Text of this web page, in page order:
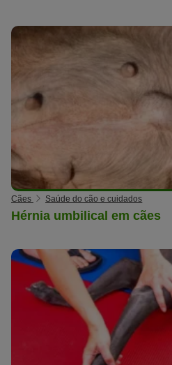
Cães Saúde do cão e cuidados
Hérnia umbilical em cães